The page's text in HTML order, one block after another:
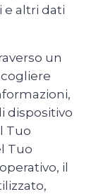
e altri dati
un
dispositivo
Tuo
Tuo
il